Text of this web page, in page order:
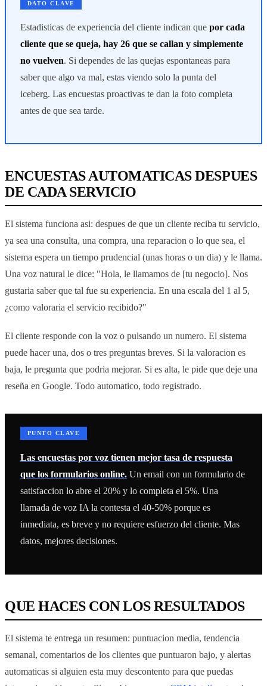
DATO CLAVE
Estadisticas de experiencia del cliente indican que por cada
cliente que se queja, hay 26 que se callan y simplemente
no vuelven. Si dependes de las quejas espontaneas para
saber que algo va mal, estas viendo solo la punta del
iceberg. Las encuestas proactivas te dan la foto completa
antes de que sea tarde.
ENCUESTAS AUTOMATICAS DESPUES
DE CADA SERVICIO
El sistema funciona asi: despues de que un cliente reciba tu servicio,
ya sea una consulta, una compra, una reparacion o lo que sea, el
sistema espera un tiempo prudencial (unas horas o un dia) y le llama.
Una voz natural le dice: "Hola, le llamamos de [tu negocio]. Nos
gustaria saber que tal fue su experiencia. En una escala del 1 al 5,
¿como valoraria el servicio recibido?"
El cliente responde con la voz o pulsando un numero. El sistema
puede hacer una, dos o tres preguntas breves. Si la valoracion es
baja, le pregunta que podria mejorar. Si es alta, le pide que deje una
reseña en Google. Todo automatico, todo registrado.
PUNTO CLAVE
Las encuestas por voz tienen mejor tasa de respuesta
que los formularios online. Un email con un formulario de
satisfaccion lo abre el 20% y lo completa el 5%. Una
llamada de voz IA la contesta el 40-50% porque es
inmediata, es breve y no requiere esfuerzo del cliente. Mas
datos, mejores decisiones.
QUE HACES CON LOS RESULTADOS
El sistema te entrega un resumen: puntuacion media, tendencia
semanal, comentarios de los clientes que puntuaron bajo, y alertas
automaticas si alguien esta muy descontento para que puedas